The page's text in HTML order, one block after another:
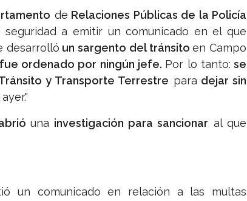
de Relaciones Públicas de la Policía
a emitir un comunicado en el que
desarrolló un sargento del tránsitoen Campo
ordenado por ningún jefe. Por lo tanto: se
y Transporte Terrestre para dejar sin
una investigación para sancionar al que
un comunicado en relación a las multas